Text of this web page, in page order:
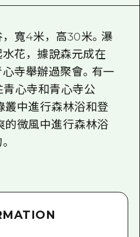
宣傳冊
寬4米，高30米。瀑
花，據說森元成在
寺舉辦過聚會。有一
青心寺和青心寺公
叢中進行森林浴和登
的微風中進行森林浴